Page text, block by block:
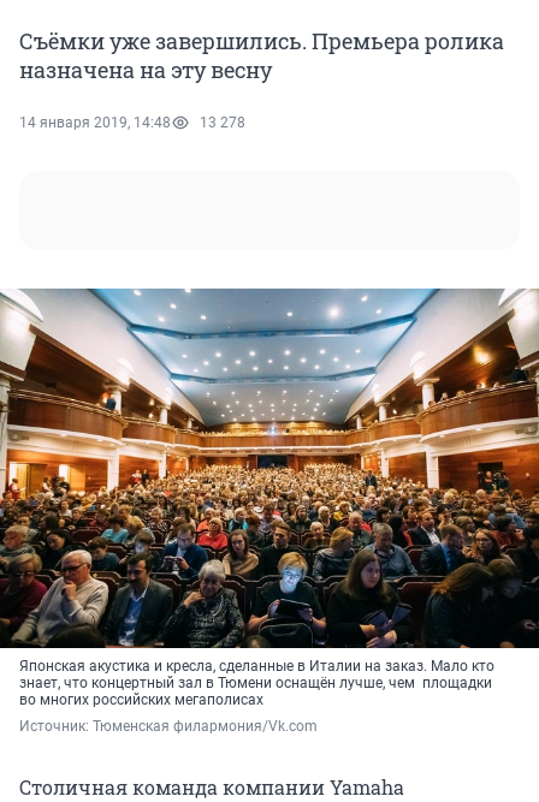
Съёмки уже завершились. Премьера ролика
назначена на эту весну
14 января 2019, 14:48 13 278
Японская акустика и кресла, сделанные в Италии на заказ. Мало кто
знает, что концертный зал в Тюмени оснащён лучше, чем площадки
во многих российских мегаполисах
Источник: Тюменская филармония/Vk.com
Столичная команда компании Yamaha